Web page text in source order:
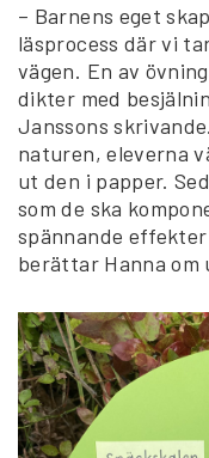
– Barnens eget
läsprocess där vi
vägen. En av
dikter med
Janssons
naturen, eleverna
ut den i papper.
som de ska
spännande
berättar Hanna om